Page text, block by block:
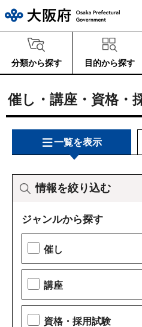
分類から探す 目的から探す
催し・講座・資格・
一覧を表示
情報を絞り込む
ジャンルから探す
催し
講座
資格・採用試験